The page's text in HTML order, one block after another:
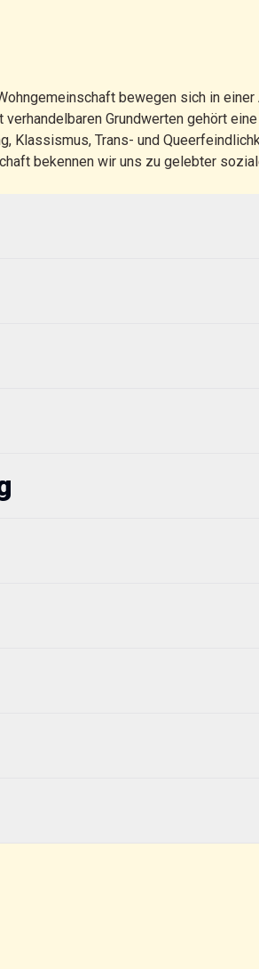
bewegen sich in einer
Grundwerten gehört
Klassismus, Trans- und
bekennen wir uns zu gelebter